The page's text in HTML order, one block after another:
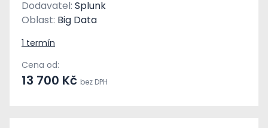
Dodavatel: Splunk
Oblast: Big Data
1 termín
Cena od:
13 700 Kč bez DPH